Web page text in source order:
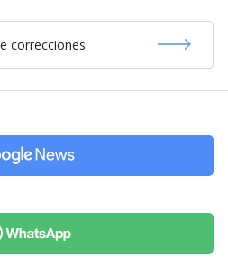
correcciones